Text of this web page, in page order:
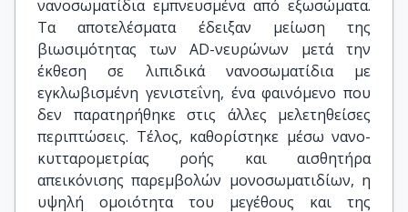
νανοσωματίδια εμπνευσμένα από εξωσώματα.
Τα αποτελέσματα έδειξαν μείωση της
βιωσιμότητας των AD-νευρώνων μετά την
έκθεση σε λιπιδικά νανοσωματίδια με
εγκλωβισμένη γενιστεΐνη, ένα φαινόμενο που
δεν παρατηρήθηκε στις άλλες μελετηθείσες
περιπτώσεις. Τέλος, καθορίστηκε μέσω νανο-
κυτταρομετρίας ροής και αισθητήρα
απεικόνισης παρεμβολών μονοσωματιδίων, η
υψηλή ομοιότητα του μεγέθους και της